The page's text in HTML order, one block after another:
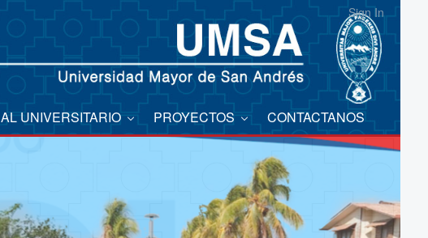
Sign In
UNIVERSITARIO PROYECTOS CONTACTANOS